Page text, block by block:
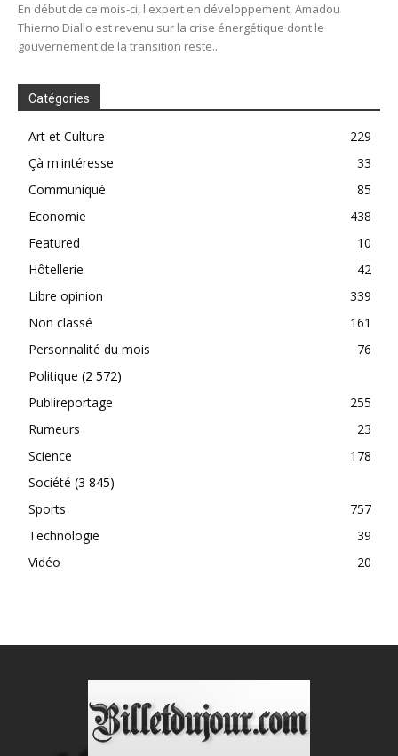
En début de ce mois-ci, l'expert en développement, Amadou
Thierno Diallo est revenu sur la crise énergétique dont le
gouvernement de la transition reste...
Catégories
Art et Culture
229
Çà m'intéresse
33
Communiqué
85
Economie
438
Featured
10
Hôtellerie
42
Libre opinion
339
Non classé
161
Personnalité du mois
76
Politique (2 572)
Publireportage
255
Rumeurs
23
Science
178
Société (3 845)
Sports
757
Technologie
39
Vidéo
20